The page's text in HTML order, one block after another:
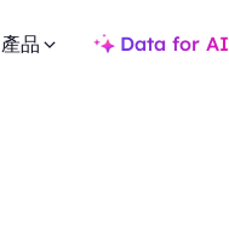
產品 Data for AI